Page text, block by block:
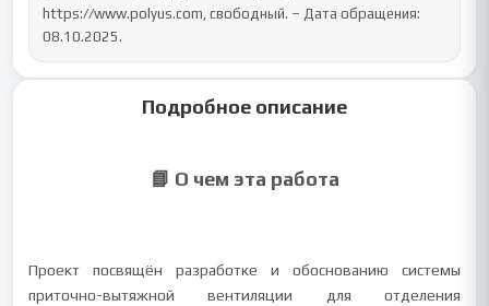
https://www.polyus.com, свободный. – Дата обращения:
08.10.2025.
Подробное описание
📘 О чем эта работа
Проект посвящён разработке и обоснованию системы
приточно-вытяжной вентиляции для отделения